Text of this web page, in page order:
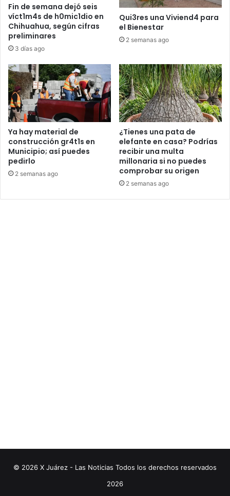
Fin de semana dejó seis
víct1m4s de h0mic1dio en
Chihuahua, según cifras
preliminares
3 días ago
Qui3res una Viviend4 para
el Bienestar
2 semanas ago
Ya hay material de
construcción gr4t1s en
Municipio; así puedes
pedirlo
2 semanas ago
¿Tienes una pata de
elefante en casa? Podrías
recibir una multa
millonaria si no puedes
comprobar su origen
2 semanas ago
© 2026 X Juárez - Las Noticias Todos los derechos reservados
2026